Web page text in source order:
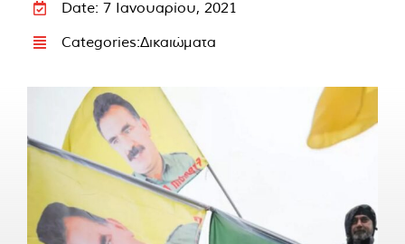
Date: 7 Ιανουαρίου, 2021
Categories:Δικαιώματα